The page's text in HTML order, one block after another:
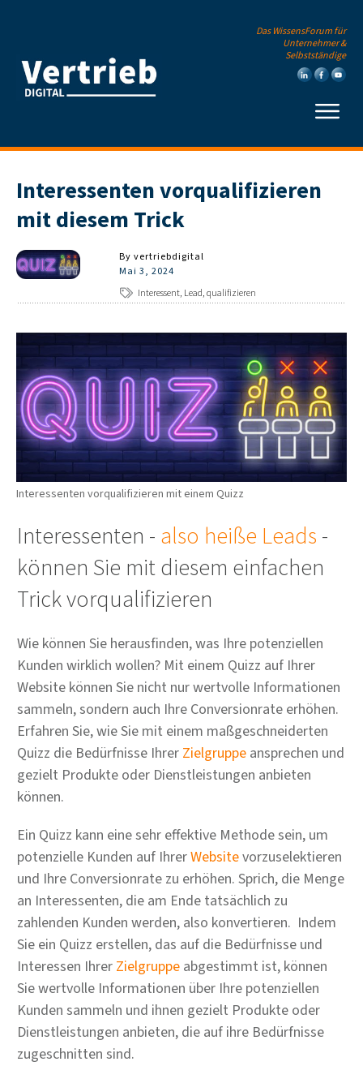
Das WissensForum für
Unternehmer &
Selbstständige
Interessenten vorqualifizieren
mit diesem Trick
By vertriebdigital
Mai 3, 2024
Interessent, Lead, qualifizieren
Interessenten vorqualifizieren mit einem Quizz
Interessenten - also heiße Leads -
können Sie mit diesem einfachen
Trick vorqualifizieren
Wie können Sie herausfinden, was Ihre potenziellen
Kunden wirklich wollen? Mit einem Quizz auf Ihrer
Website können Sie nicht nur wertvolle Informationen
sammeln, sondern auch Ihre Conversionrate erhöhen.
Erfahren Sie, wie Sie mit einem maßgeschneiderten
Quizz die Bedürfnisse Ihrer Zielgruppe ansprechen und
gezielt Produkte oder Dienstleistungen anbieten
können.
Ein Quizz kann eine sehr effektive Methode sein, um
potenzielle Kunden auf IhrerWebsitevorzuselektieren
und Ihre Conversionrate zu erhöhen. Sprich, die Menge
an Interessenten, die am Ende tatsächlich zu
zahlenden Kunden werden, also konvertieren. Indem
Sie ein Quizz erstellen, das auf die Bedürfnisse und
Interessen Ihrer Zielgruppe abgestimmt ist, können
Sie wertvolle Informationen über Ihre potenziellen
Kunden sammeln und ihnen gezielt Produkte oder
Dienstleistungen anbieten, die auf ihre Bedürfnisse
zugeschnitten sind.